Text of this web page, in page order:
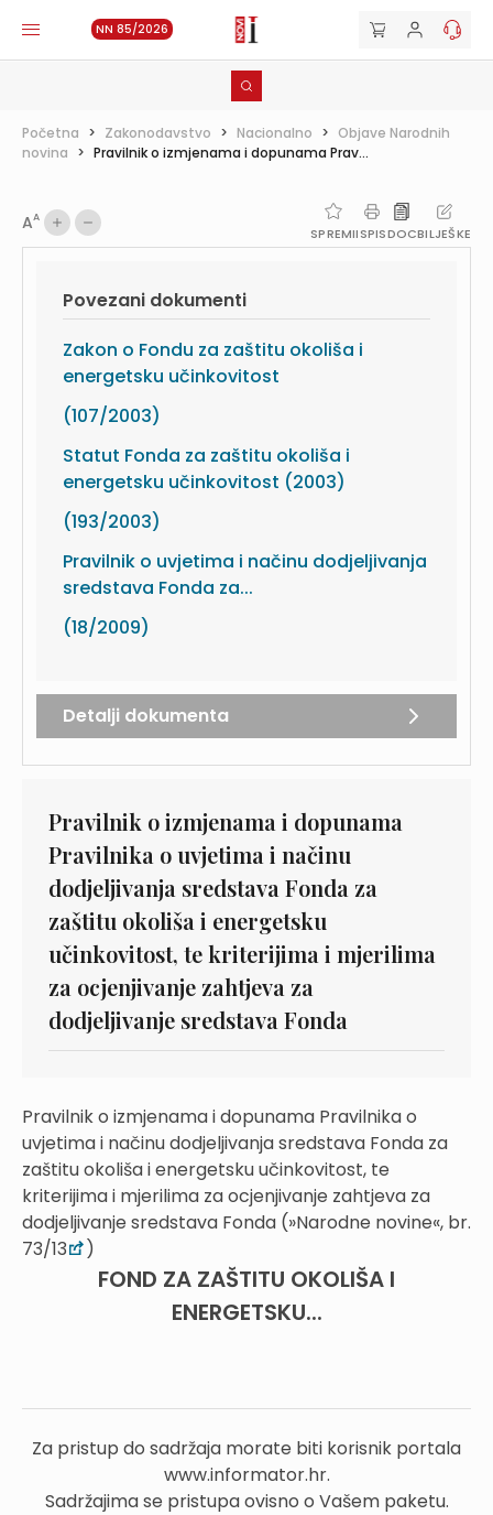
NN 85/2026
Početna > Zakonodavstvo > Nacionalno > Objave Narodnih
novina > Pravilnik o izmjenama i dopunama Prav...
AA
SPREMIISPISDOCBILJEŠKE
Povezani dokumenti
Zakon o Fondu za zaštitu okoliša i
energetsku učinkovitost
(107/2003)
Statut Fonda za zaštitu okoliša i
energetsku učinkovitost (2003)
(193/2003)
Pravilnik o uvjetima i načinu dodjeljivanja
sredstava Fonda za...
(18/2009)
Detalji dokumenta
Pravilnik o izmjenama i dopunama
Pravilnika o uvjetima i načinu
dodjeljivanja sredstava Fonda za
zaštitu okoliša i energetsku
učinkovitost, te kriterijima i mjerilima
za ocjenjivanje zahtjeva za
dodjeljivanje sredstava Fonda
Pravilnik o izmjenama i dopunama Pravilnika o
uvjetima i načinu dodjeljivanja sredstava Fonda za
zaštitu okoliša i energetsku učinkovitost, te
kriterijima i mjerilima za ocjenjivanje zahtjeva za
dodjeljivanje sredstava Fonda (»Narodne novine«, br.
73/13
)
FOND ZA ZAŠTITU OKOLIŠA I
ENERGETSKU...
Za pristup do sadržaja morate biti korisnik portala
www.informator.hr.
Sadržajima se pristupa ovisno o Vašem paketu.